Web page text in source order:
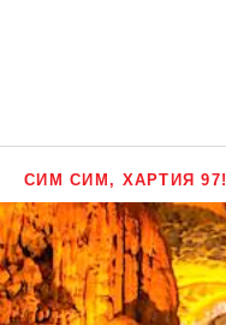
СИМ СИМ, ХАРТИЯ 97!